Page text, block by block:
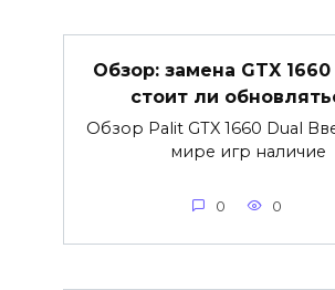
Обзор: замена GTX
стоит ли
Обзор Palit GTX 1660 Dual
мире игр наличие
0 0